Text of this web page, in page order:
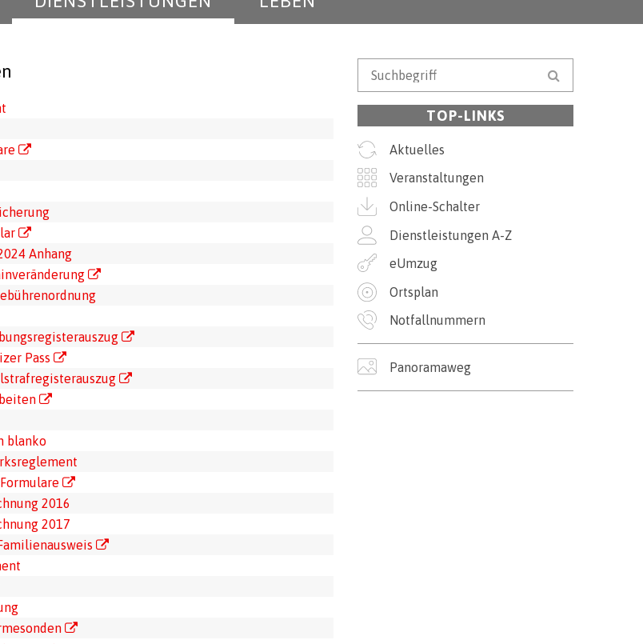
Anhang
Pass
blanko
2016
2017
Suchbegriff
TOP-LINKS
Aktuelles
Veranstaltungen
Online-Schalter
Dienstleistungen A-Z
eUmzug
Ortsplan
Notfallnummern
Panoramaweg